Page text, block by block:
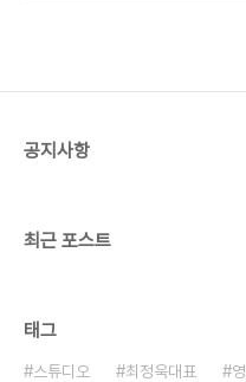
공지사항
최근 포스트
태그
스튜디오 최정욱대표